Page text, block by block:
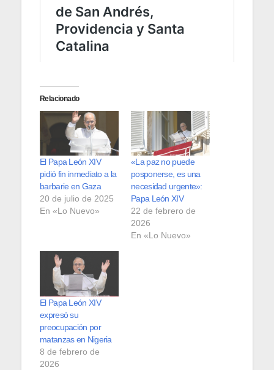
Relacionado
El Papa León XIV
pidió fin inmediato a la
barbarie en Gaza
20 de julio de 2025
En «Lo Nuevo»
«La paz no puede
posponerse, es una
necesidad urgente»:
Papa León XIV
22 de febrero de
2026
En «Lo Nuevo»
El Papa León XIV
expresó su
preocupación por
matanzas en Nigeria
8 de febrero de
2026